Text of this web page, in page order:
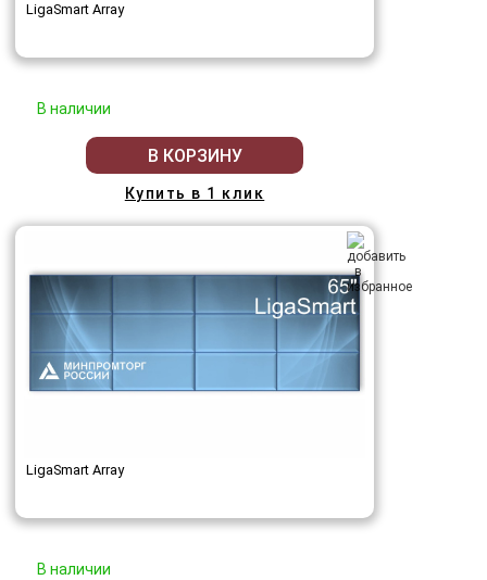
LigaSmart Array
В наличии
В КОРЗИНУ
Купить в 1 клик
LigaSmart Array
В наличии